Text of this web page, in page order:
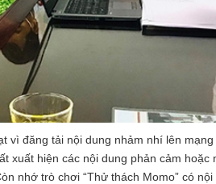
vì đăng tải nội dung nhảm nhí lên mạng
xuất hiện các nội dung phản cảm hoặc
nhớ trò chơi “Thử thách Momo” có